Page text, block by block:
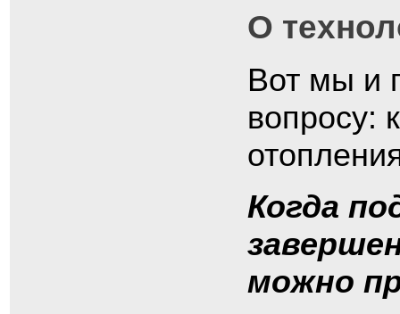
О
Вот мы и
вопросу:
Когда
можно